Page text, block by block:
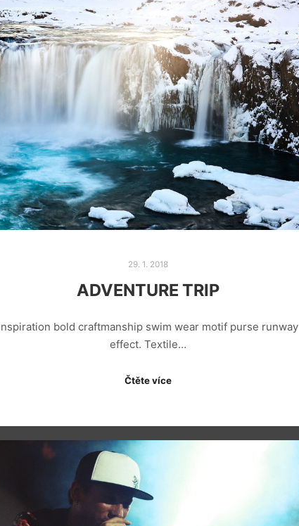
29. 1. 2018
ADVENTURE TRIP
bold craftmanship swim wear motif purse runway
effect. Textile…
Čtěte více